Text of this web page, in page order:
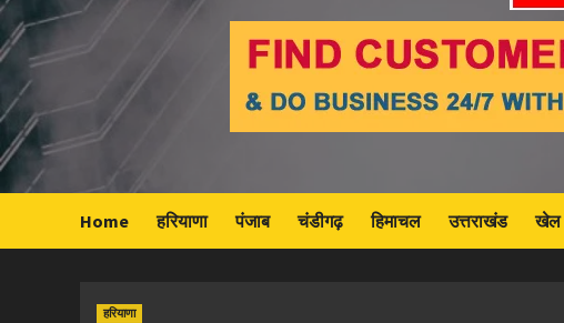
Home हरियाणा पंजाब चंडीगढ़ हिमाचल उत्तराखंड खेल
हरियाणा